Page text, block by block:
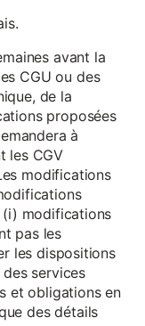
avant la
CGU ou des
de la
proposées
à
les CGV
modifications
(i) modifications
pas les
les dispositions
services
et obligations en
des détails